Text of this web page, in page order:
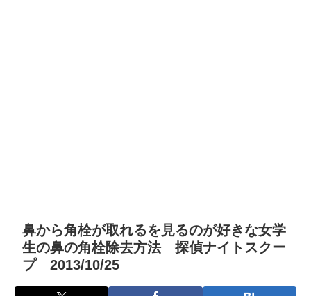
鼻から角栓が取れるを見るのが好きな女学
生の鼻の角栓除去方法 探偵ナイトスクー
プ 2013/10/25